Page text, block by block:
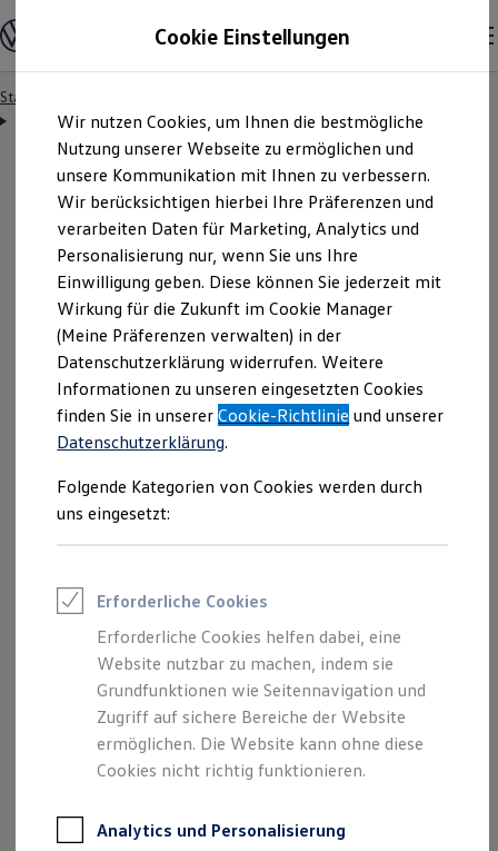
Hauptinhalt
springen
Footer
springen
Modelle & Konfigurator
Nutzfahrzeugkategorien entdecken
Modelle konfigurieren
Vorgängermodelle und Oldtimer
Vorgängermodelle
Oldtimer
Bulli Historie
Branchenlösungen & Gewerbekunden
Umbaulösungen und Hersteller finden
Auf- und Umbauten entdecken & konfigurieren
Groß- und Sonderkunden
Großkunden
Kommunen & Behörden
Journalisten
Sportvereine
Branchenlösungen
Bau & Handwerk
Gewerbliche Personenbeförderung
Service & mobile Werkstätten
Kurier, Logistik & Handel
Feuerwehr
Rettungsdienste
ONE Business ID Vorteile
Fahrzeugsuche & Marktplatz
Digitaler Marktplatz
Kauf & Finanzierung
Online-Fahrzeugbewertung
Aktionen & Angebote
E-Auto-Förderung
Für Privatkunden
Für Gewerbekunden
Profi Paket
TopDeal
Zertifizierte Gebrauchtwagen
Startseite
Servicetermin anfragen
Servicetermin bequem
online anfragen
Nutzen Sie unser Onlineformular, um schnell und
unkompliziert einen Servicetermin bei Ihrem
Volkswagen NutzfahrzeugePartner anzufragen.
Cookie Einstellungen
Wir nutzen Cookies, um Ihnen die bestmögliche
Nutzung unserer Webseite zu ermöglichen und
unsere Kommunikation mit Ihnen zu verbessern.
Wir berücksichtigen hierbei Ihre Präferenzen und
verarbeiten Daten für Marketing, Analytics und
Personalisierung nur, wenn Sie uns Ihre
Einwilligung geben. Diese können Sie jederzeit mit
Wirkung für die Zukunft im Cookie Manager
(Meine Präferenzen verwalten) in der
Datenschutzerklärung widerrufen. Weitere
Informationen zu unseren eingesetzten Cookies
finden Sie in unsererCookie-Richtlinie und unserer
Datenschutzerklärung.
Folgende Kategorien von Cookies werden durch
uns eingesetzt:
Erforderliche Cookies
Erforderliche Cookies helfen dabei, eine
Website nutzbar zu machen, indem sie
Grundfunktionen wie Seitennavigation und
Zugriff auf sichere Bereiche der Website
ermöglichen. Die Website kann ohne diese
Cookies nicht richtig funktionieren.
Analytics und Personalisierung